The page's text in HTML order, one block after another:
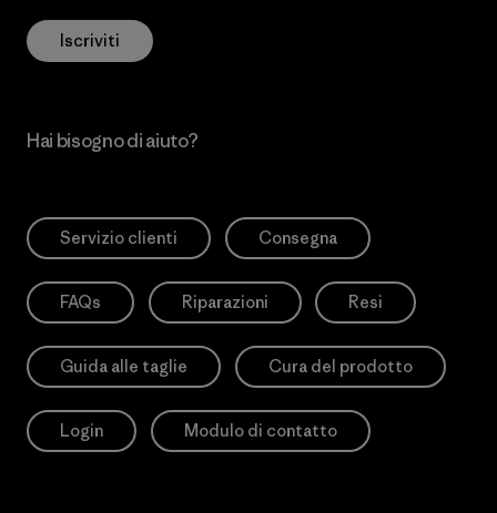
Iscriviti
Hai bisogno di aiuto?
Servizio clienti Consegna
FAQs Riparazioni Resi
Guida alle taglie Cura del prodotto
Login Modulo di contatto